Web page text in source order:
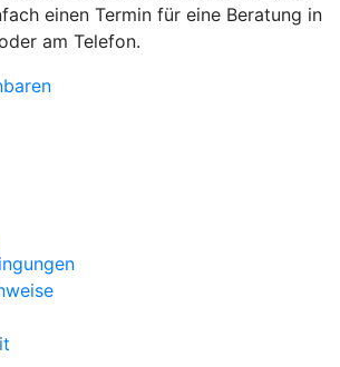
einen Termin für eine Beratung in
am Telefon.